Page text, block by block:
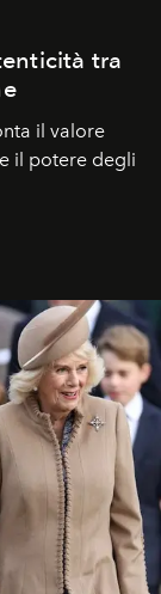
tra
il valore
il potere degli